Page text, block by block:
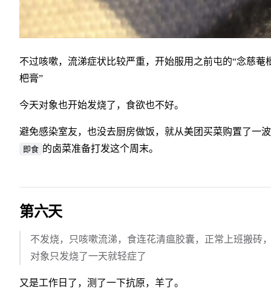
不过咳嗽，流涕症状比较严重，开始服用之前屯的“念慈菴
杷膏”
今天对象也开始发烧了，食欲也不好。
避免感染室友，也没去厨房做饭，就从美团买菜购置了一波
即食 的卤菜准备打发这个周末。
第六天
不发烧，只咳嗽流涕，食连花清瘟胶囊，正常上班搬砖
对象只发烧了一天就轻症了
又是工作日了，测了一下抗原，羊了。